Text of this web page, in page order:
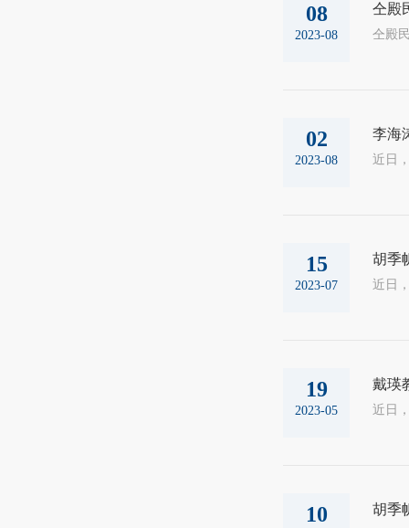
08
2023-08
仝殿
02
2023-08
李海
15
2023-07
胡季
19
2023-05
戴瑛
10 胡季